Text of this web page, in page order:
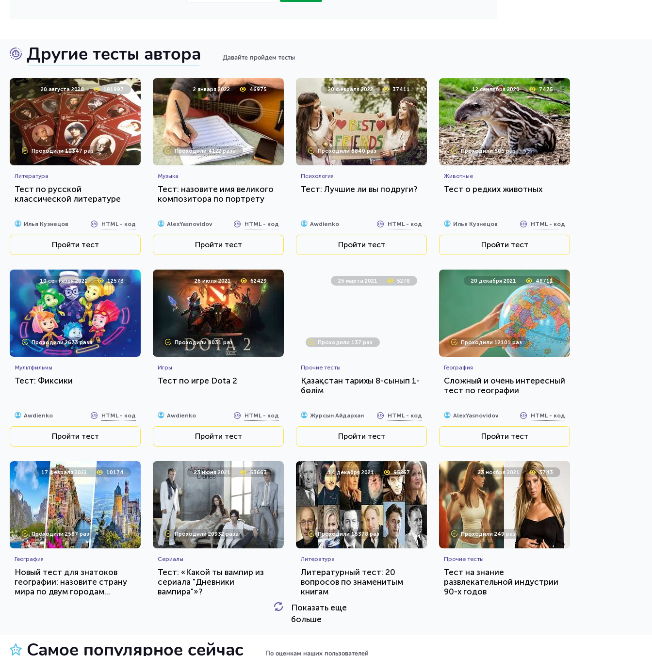
Другие тесты автора Давайте пройдем тесты
20 августа 2020 181997
Проходили 10347 раз
Литература
Тест по русской
классической литературе
Илья Кузнецов HTML - код
Пройти тест
2 января 2022 46975
Проходили 4122 раза
Музыка
Тест: назовите имя великого
композитора по портрету
AlexYasnovidov HTML - код
Пройти тест
20 февраля 2022 37411
Проходили 8840 раз
Психология
Тест: Лучшие ли вы подруги?
Awdienko HTML - код
Пройти тест
12 сентября 2020 7475
Проходили 606 раз
Животные
Тест о редких животных
Илья Кузнецов HTML - код
Пройти тест
10 сентября 2021 12573
Проходили 2673 раза
Мультфильмы
Тест: Фиксики
Awdienko HTML - код
Пройти тест
26 июля 2021 62429
Проходили 8031 раз
Игры
Тест по игре Dota 2
Awdienko HTML - код
Пройти тест
25 марта 2021 5278
Проходили 137 раз
Прочие тесты
Қазақстан тарихы 8-сынып 1-
бөлім
Журсын Айдархан HTML - код
Пройти тест
20 декабря 2021 48711
Проходили 12101 раз
География
Сложный и очень интересный
тест по географии
AlexYasnovidov HTML - код
Пройти тест
17 февраля 2022 10174
Проходили 2587 раз
География
Новый тест для знатоков
географии: назовите страну
мира по двум городам...
23 июня 2021 53663
Проходили 20932 раза
Сериалы
Тест: «Какой ты вампир из
сериала "Дневники
вампира"»?
HTML - код
14 декабря 2021 95267
Проходили 15378 раз
Литература
Литературный тест: 20
вопросов по знаменитым
книгам
AlexYasnovidov
23 ноября 2021 3743
Проходили 249 раз
Прочие тесты
Тест на знание
развлекательной индустрии
90-х годов
Показать еще
больше
Самое популярное сейчас По оценкам наших пользователей